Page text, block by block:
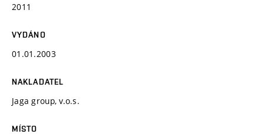
2011
VYDÁNO
01.01.2003
NAKLADATEL
Jaga group, v.o.s.
MÍSTO